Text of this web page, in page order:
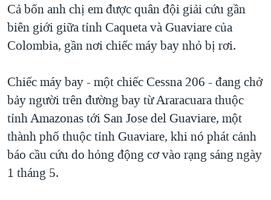
Cả bốn anh chị em được quân đội giải cứu gần
biên giới giữa tỉnh Caqueta và Guaviare của
Colombia, gần nơi chiếc máy bay nhỏ bị rơi.
Chiếc máy bay - một chiếc Cessna 206 - đang chở
bảy người trên đường bay từ Araracuara thuộc
tỉnh Amazonas tới San Jose del Guaviare, một
thành phố thuộc tỉnh Guaviare, khi nó phát cảnh
báo cầu cứu do hỏng động cơ vào rạng sáng ngày
1 tháng 5.